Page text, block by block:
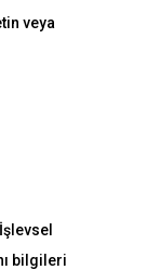
veya
bilgileri